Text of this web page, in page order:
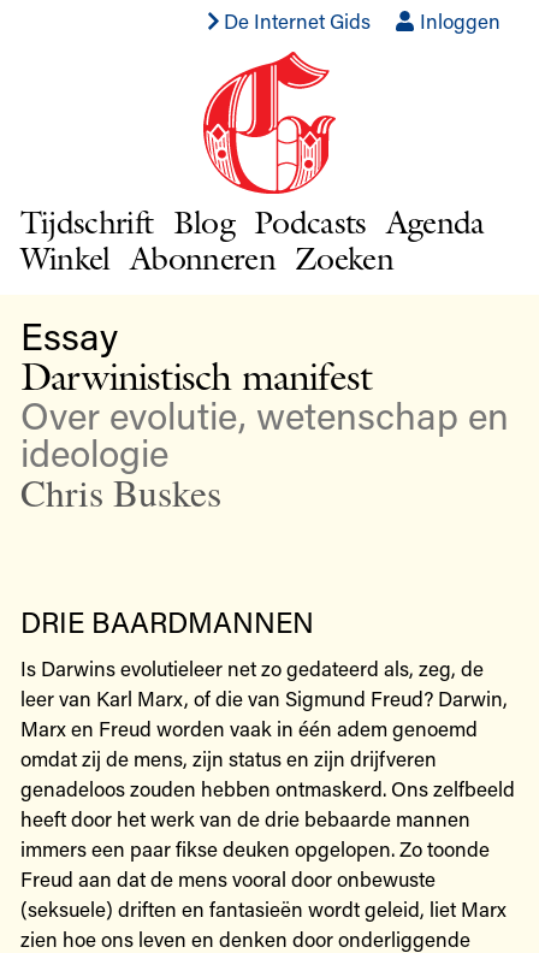
De Internet Gids Inloggen
Tijdschrift Blog Podcasts Agenda
Winkel Abonneren Zoeken
Essay
Darwinistisch manifest
Over evolutie, wetenschap en
ideologie
Chris Buskes
DRIE BAARDMANNEN
Is Darwins evolutieleer net zo gedateerd als, zeg, de
leer van Karl Marx, of die van Sigmund Freud? Darwin,
Marx en Freud worden vaak in één adem genoemd
omdat zij de mens, zijn status en zijn drijfveren
genadeloos zouden hebben ontmaskerd. Ons zelfbeeld
heeft door het werk van de drie bebaarde mannen
immers een paar fikse deuken opgelopen. Zo toonde
Freud aan dat de mens vooral door onbewuste
(seksuele) driften en fantasieën wordt geleid, liet Marx
zien hoe ons leven en denken door onderliggende